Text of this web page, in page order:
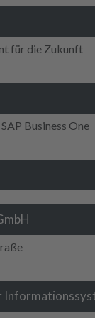
für die Zukunft
Business One